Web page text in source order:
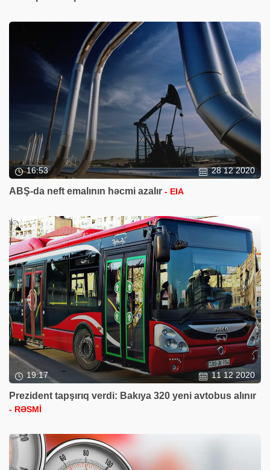
16:53 28 12 2020
ABŞ-da neft emalının həcmi azalır - EIA
19:17 11 12 2020
Prezident tapşırıq verdi: Bakıya 320 yeni avtobus alınır
- RƏSMİ